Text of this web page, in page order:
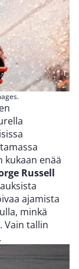
kukaan enää
Russell
ajamista
minkä
Vain tallin